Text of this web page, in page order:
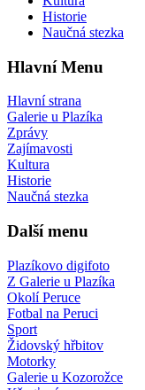
Historie
Naučná stezka
Hlavní Menu
Hlavní strana
Galerie u Plazíka
Zprávy
Zajímavosti
Kultura
Historie
Naučná stezka
Další menu
Plazíkovo digifoto
Z Galerie u Plazíka
Okolí Peruce
Fotbal na Peruci
Sport
Židovský hřbitov
Motorky
Galerie u Kozorožce